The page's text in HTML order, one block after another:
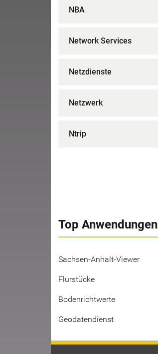
NBA
Network Services
Netzdienste
Netzwerk
Ntrip
Top Anwendungen
Sachsen-Anhalt-Viewer
Flurstücke
Bodenrichtwerte
Geodatendienst